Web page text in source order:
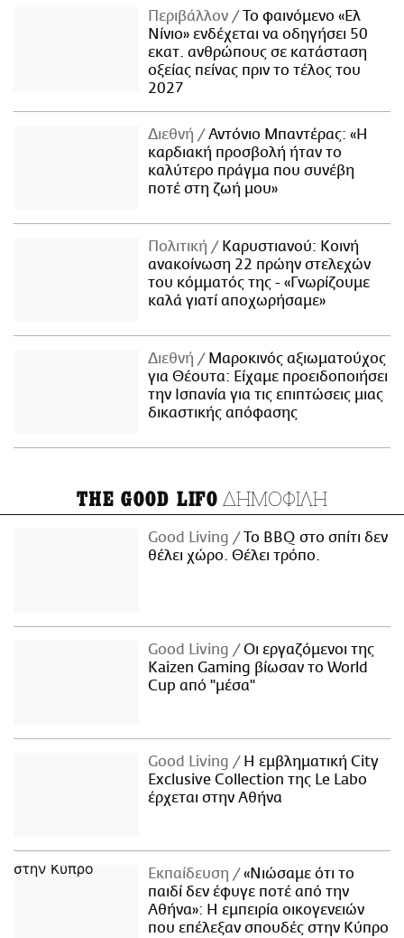
Περιβάλλον
Το φαινόμενο «Ελ
Νίνιο» ενδέχεται να οδηγήσει 50
εκατ. ανθρώπους σε κατάσταση
οξείας πείνας πριν το τέλος του
2027
Διεθνή
Αντόνιο Μπαντέρας: «Η
καρδιακή προσβολή ήταν το
καλύτερο πράγμα που συνέβη
ποτέ στη ζωή μου»
Πολιτική
Καρυστιανού: Κοινή
ανακοίνωση 22 πρώην στελεχών
του κόμματός της - «Γνωρίζουμε
καλά γιατί αποχωρήσαμε»
Διεθνή
Μαροκινός αξιωματούχος
για Θέουτα: Είχαμε προειδοποιήσει
την Ισπανία για τις επιπτώσεις μιας
δικαστικής απόφασης
THE GOOD LIFO ΔΗΜΟΦΙΛΗ
Good Living
Το BBQ στο σπίτι δεν
θέλει χώρο. Θέλει τρόπο.
Good Living
Οι εργαζόμενοι της
Kaizen Gaming βίωσαν το World
Cup από "μέσα"
Good Living
Η εμβληματική City
Exclusive Collection της Le Labo
έρχεται στην Αθήνα
Εκπαίδευση
«Νιώσαμε ότι το
παιδί δεν έφυγε ποτέ από την
Αθήνα»: Η εμπειρία οικογενειών
που επέλεξαν σπουδές στην Κύπρο